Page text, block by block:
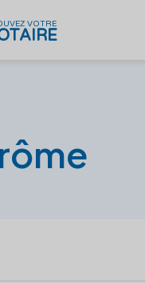
VOTRE